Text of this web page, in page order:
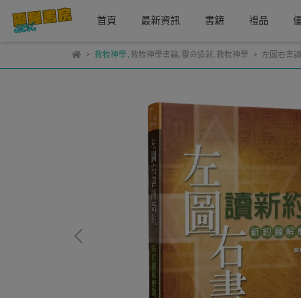
首頁 最新資訊 書籍 禮品
教牧神學, 教牧神學書籍, 靈命造就, 教牧神學 左圖右書